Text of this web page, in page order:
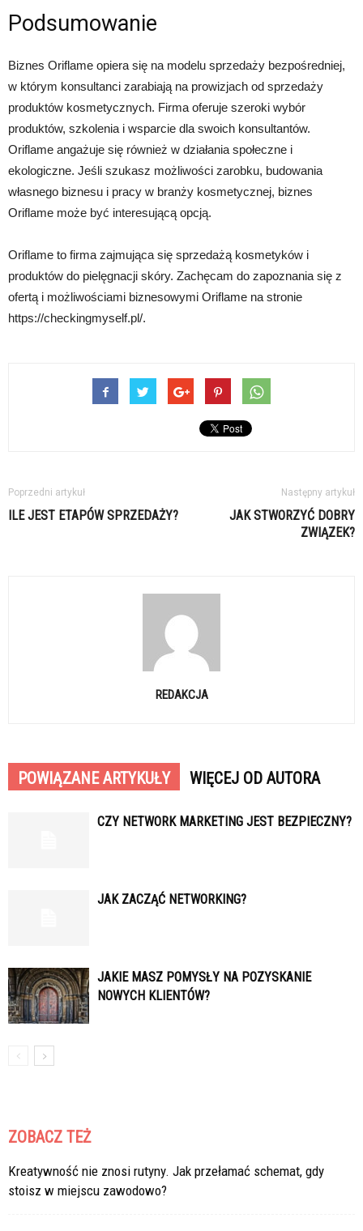
Podsumowanie
Biznes Oriflame opiera się na modelu sprzedaży bezpośredniej,
w którym konsultanci zarabiają na prowizjach od sprzedaży
produktów kosmetycznych. Firma oferuje szeroki wybór
produktów, szkolenia i wsparcie dla swoich konsultantów.
Oriflame angażuje się również w działania społeczne i
ekologiczne. Jeśli szukasz możliwości zarobku, budowania
własnego biznesu i pracy w branży kosmetycznej, biznes
Oriflame może być interesującą opcją.
Oriflame to firma zajmująca się sprzedażą kosmetyków i
produktów do pielęgnacji skóry. Zachęcam do zapoznania się z
ofertą i możliwościami biznesowymi Oriflame na stronie
https://checkingmyself.pl/.
Poprzedni artykuł
ILE JEST ETAPÓW SPRZEDAŻY?
Następny artykuł
JAK STWORZYĆ DOBRY
ZWIĄZEK?
REDAKCJA
POWIĄZANE ARTYKUŁY WIĘCEJ OD AUTORA
CZY NETWORK MARKETING JEST BEZPIECZNY?
JAK ZACZĄĆ NETWORKING?
JAKIE MASZ POMYSŁY NA POZYSKANIE
NOWYCH KLIENTÓW?
ZOBACZ TEŻ
Kreatywność nie znosi rutyny. Jak przełamać schemat, gdy
stoisz w miejscu zawodowo?